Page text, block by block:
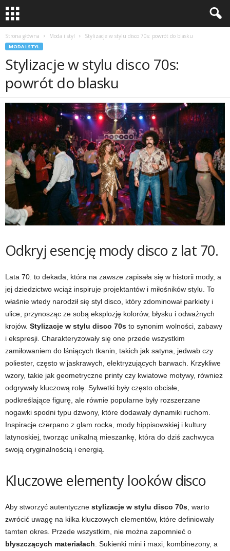
Strona główna Moda i styl Stylizacje w stylu disco 70s: powrót do blasku
MODA I STYL
Stylizacje w stylu disco 70s:
powrót do blasku
Odkryj esencję mody disco z lat 70.
Lata 70. to dekada, która na zawsze zapisała się w historii mody, a
jej dziedzictwo wciąż inspiruje projektantów i miłośników stylu. To
właśnie wtedy narodził się styl disco, który zdominował parkiety i
ulice, przynosząc ze sobą eksplozję kolorów, błysku i odważnych
krojów. Stylizacje w stylu disco 70s to synonim wolności, zabawy
i ekspresji. Charakteryzowały się one przede wszystkim
zamiłowaniem do lśniących tkanin, takich jak satyna, jedwab czy
poliester, często w jaskrawych, elektryzujących barwach. Krzykliwe
wzory, takie jak geometryczne printy czy kwiatowe motywy, również
odgrywały kluczową rolę. Sylwetki były często obcisłe,
podkreślające figurę, ale równie popularne były rozszerzane
nogawki spodni typu dzwony, które dodawały dynamiki ruchom.
Inspiracje czerpano z glam rocka, mody hippisowskiej i kultury
latynoskiej, tworząc unikalną mieszankę, która do dziś zachwyca
swoją oryginalnością i energią.
Kluczowe elementy looków disco
Aby stworzyć autentyczne stylizacje w stylu disco 70s , warto
zwrócić uwagę na kilka kluczowych elementów, które definiowały
tamten okres. Przede wszystkim, nie można zapomnieć o
błyszczących materiałach . Sukienki mini i maxi, kombinezony, a